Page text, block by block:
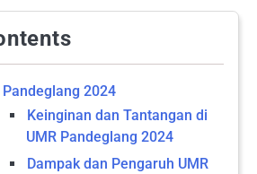
Pandeglang 2024
Keinginan dan Tantangan di
UMR Pandeglang 2024
Dampak dan Pengaruh UMR